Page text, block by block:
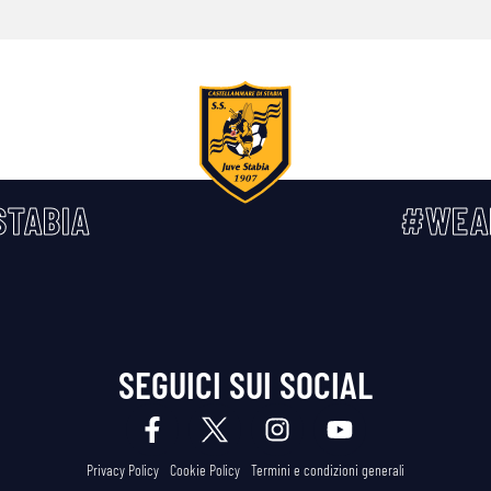
SEGUICI SUI SOCIAL
Privacy Policy Cookie Policy Termini e condizioni generali